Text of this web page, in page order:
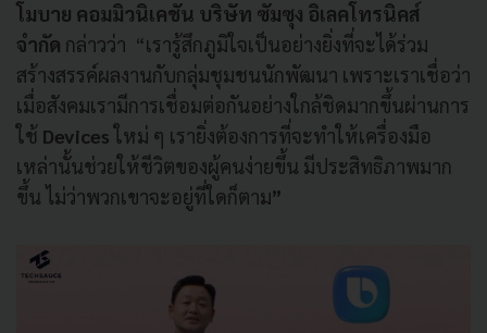
โมบาย คอมมิวนิเคชัน บริษัท ซัมซุง อิเลคโทรนิคส์
จำกัด กล่าวว่า “เรารู้สึกภูมิใจเป็นอย่างยิ่งที่จะได้ร่วม
สร้างสรรค์ผลงานกับกลุ่มชุมชนนักพัฒนา เพราะเราเชื่อว่า
เมื่อสังคมเรามีการเชื่อมต่อกันอย่างใกล้ชิดมากขึ้นผ่านการ
ใช้ Devicesใหม่ ๆ เรายิ่งต้องการที่จะทำให้เครื่องมือ
เหล่านั้นช่วยให้ชีวิตของผู้คนง่ายขึ้น มีประสิทธิภาพมาก
ขึ้น ไม่ว่าพวกเขาจะอยู่ที่ใดก็ตาม”